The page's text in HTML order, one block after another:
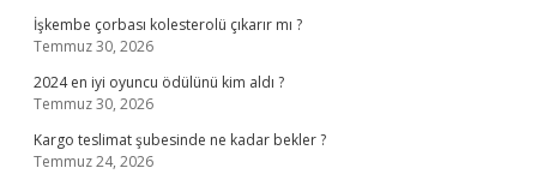
İşkembe çorbası kolesterolü çıkarır mı ?
Temmuz 30, 2026
2024 en iyi oyuncu ödülünü kim aldı ?
Temmuz 30, 2026
Kargo teslimat şubesinde ne kadar bekler ?
Temmuz 24, 2026